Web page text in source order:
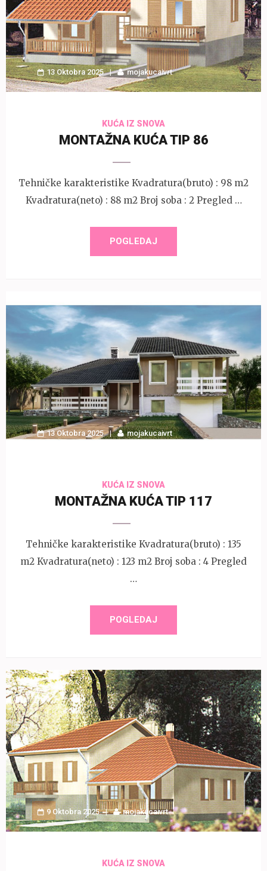
13 Oktobra 2025 mojakucaivrt
KUĆA IZ SNOVA
MONTAŽNA KUĆA TIP 86
Tehničke karakteristike Kvadratura(bruto) : 98 m2
Kvadratura(neto) : 88 m2 Broj soba : 2 Pregled …
POGLEDAJ
13 Oktobra 2025 mojakucaivrt
KUĆA IZ SNOVA
MONTAŽNA KUĆA TIP 117
Tehničke karakteristike Kvadratura(bruto) : 135
m2 Kvadratura(neto) : 123 m2 Broj soba : 4 Pregled
…
POGLEDAJ
9 Oktobra 2025 mojakucaivrt
KUĆA IZ SNOVA